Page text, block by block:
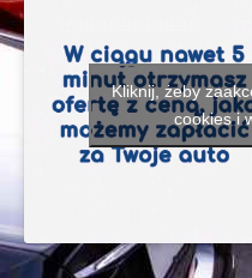
Kliknij, żeby
cookies i